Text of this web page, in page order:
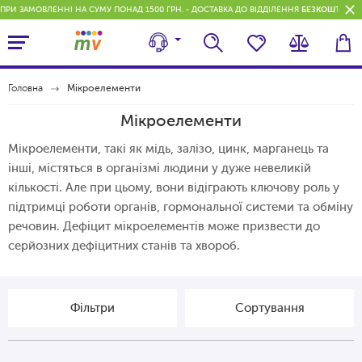
ПРИ ЗАМОВЛЕННІ НА СУМУ ПОНАД 1500 ГРН. - ДОСТАВКА ДО ВІДДІЛЕННЯ
Головна Мікроелементи
Мікроелементи
Мікроелементи, такі як мідь, залізо, цинк, марганець та
інші, містяться в організмі людини у дуже невеликій
кількості. Але при цьому, вони відіграють ключову роль у
підтримці роботи органів, гормональної системи та обміну
речовин. Дефіцит мікроелементів може призвести до
серйозних дефіцитних станів та хвороб.
Фільтри Сортування